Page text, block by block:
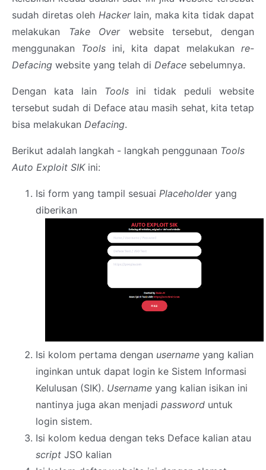
sudah diretas oleh Hacker lain, maka kita tidak dapat
melakukan
Take Over website tersebut, dengan
menggunakan
Toolsini, kita dapat melakukanre-
Defacing website yang telah di Deface sebelumnya.
Dengan kata lain Toolsini tidak peduli website
tersebut sudah di Deface atau masih sehat, kita tetap
bisa melakukan Defacing.
Berikut adalah langkah - langkah penggunaan Tools
Auto Exploit SIK ini:
Isi form yang tampil sesuai Placeholderyang
diberikan
Isi kolom pertama dengan username yang kalian
inginkan untuk dapat login ke Sistem Informasi
Kelulusan (SIK). Username yang kalian isikan ini
nantinya juga akan menjadi password untuk
login sistem.
Isi kolom kedua dengan teks Deface kalian atau
script JSO kalian